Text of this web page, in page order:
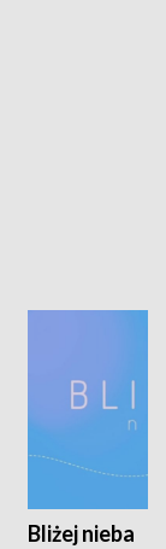
Bliżej nieba